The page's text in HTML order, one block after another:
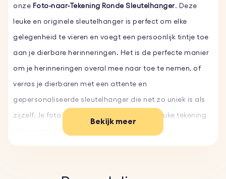
onze Foto-naar-Tekening Ronde Sleutelhanger. Deze
leuke en originele sleutelhanger is perfect om elke
gelegenheid te vieren en voegt een persoonlijk tintje toe
aan je dierbare herinneringen. Het is de perfecte manier
om je herinneringen overal mee naar toe te nemen, of
verras je dierbaren met een attente en
gepersonaliseerde sleutelhanger die net zo uniek is als
zijzelf. Je foto wordt omgetoverd tot een leuke tekening
die een uniek tintje geeft aan je aandenken.
Bekijk meer